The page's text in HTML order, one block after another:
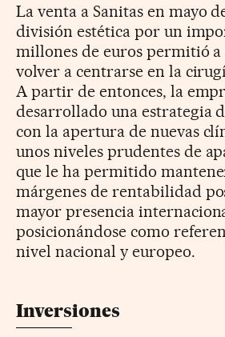
La venta a Sanitas en mayo
división estética por un
millones de euros permitió a
volver a centrarse en la
A partir de entonces, la
desarrollado una estrategia
con la apertura de nuevas
unos niveles prudentes de
que le ha permitido
márgenes de rentabilidad
mayor presencia
posicionándose como
nivel nacional y europeo.
Inversiones